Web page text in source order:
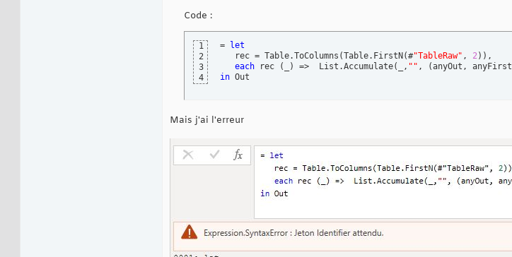
Code :
1
2
3
4
=
let
   rec = Table.ToColumns
(Table.FirstN (#"TableRaw" , 2) ) ,
each rec ( ) =>  List.Accumulate( _, "" , (anyOut, anyFirst
in Out
Mais j'ai l'erreur